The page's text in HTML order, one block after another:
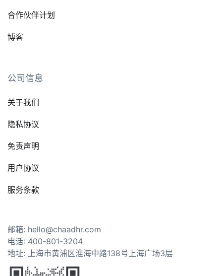
合作伙伴计划
博客
公司信息
关于我们
隐私协议
免责声明
用户协议
服务条款
邮箱: hello@chaadhr.com
电话: 400-801-3204
地址: 上海市黄浦区淮海中路138号上海广场3层